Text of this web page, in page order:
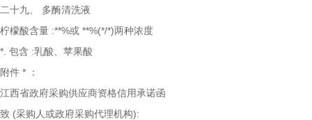
二十九、
多酶清洗液
柠檬酸含量 :**%或 **%(*/*)两种浓度
*. 包含 :乳酸、苹果酸
附件 *
：
江西省政府采购供应商资格信用承诺函
致 (采购人或政府采购代理机构):